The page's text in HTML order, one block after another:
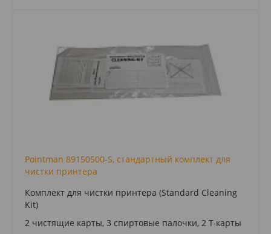
Pointman 89150500-S, стандартный комплект для
чистки принтера
Комплект для чистки принтера (Standard Cleaning
Kit)
2 чистящие карты, 3 спиртовые палочки, 2 T-карты